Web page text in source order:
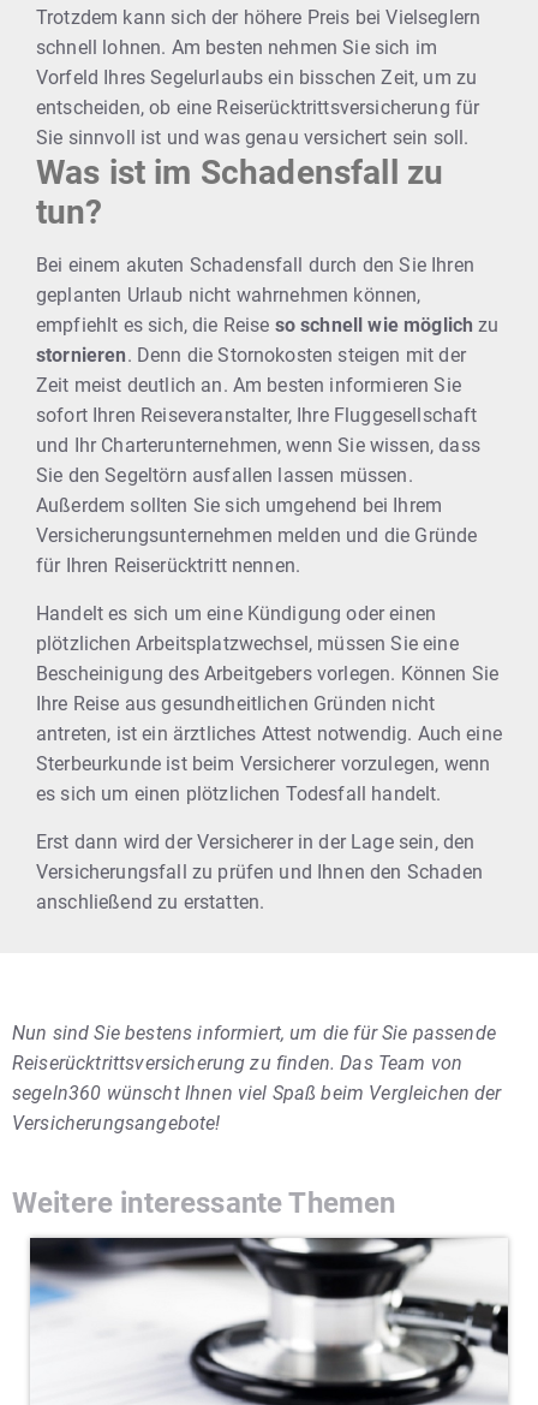
Trotzdem kann sich der höhere Preis bei Vielseglern
schnell lohnen. Am besten nehmen Sie sich im
Vorfeld Ihres Segelurlaubs ein bisschen Zeit, um zu
entscheiden, ob eine Reiserücktrittsversicherung für
Sie sinnvoll ist und was genau versichert sein soll.
Was ist im Schadensfall zu
tun?
Bei einem akuten Schadensfall durch den Sie Ihren
geplanten Urlaub nicht wahrnehmen können,
empfiehlt es sich, die Reise so schnell wie möglich zu
stornieren. Denn die Stornokosten steigen mit der
Zeit meist deutlich an. Am besten informieren Sie
sofort Ihren Reiseveranstalter, Ihre Fluggesellschaft
und Ihr Charterunternehmen, wenn Sie wissen, dass
Sie den Segeltörn ausfallen lassen müssen.
Außerdem sollten Sie sich umgehend bei Ihrem
Versicherungsunternehmen melden und die Gründe
für Ihren Reiserücktritt nennen.
Handelt es sich um eine Kündigung oder einen
plötzlichen Arbeitsplatzwechsel, müssen Sie eine
Bescheinigung des Arbeitgebers vorlegen. Können Sie
Ihre Reise aus gesundheitlichen Gründen nicht
antreten, ist ein ärztliches Attest notwendig. Auch eine
Sterbeurkunde ist beim Versicherer vorzulegen, wenn
es sich um einen plötzlichen Todesfall handelt.
Erst dann wird der Versicherer in der Lage sein, den
Versicherungsfall zu prüfen und Ihnen den Schaden
anschließend zu erstatten.
Nun sind Sie bestens informiert, um die für Sie passende
Reiserücktrittsversicherung zu finden.Das Team von
segeln360 wünscht Ihnen viel Spaß beim Vergleichen der
Versicherungsangebote!
Weitere interessante Themen